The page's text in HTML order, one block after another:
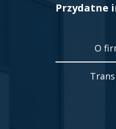
Przydatne
O